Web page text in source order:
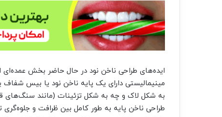
ایده‌های طراحی ناخن نود در حال حاضر بخش عمده‌ای
مینیمالیستی دارای یک پایه ناخن نود یا بیس
به شکل لاک و چه به شکل تزئینات (مانند
طراحی ناخن پایه به طور کامل بین ظرافت و جلوه‌گری